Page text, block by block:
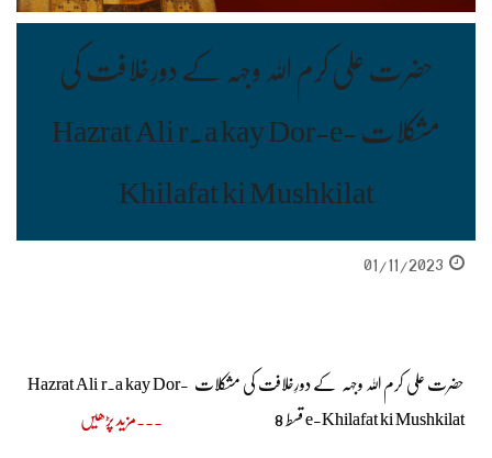
حضرت علی کرم اللہ وجہہ کے دورِخلافت کی
مشکلات Hazrat Ali r.a kay Dor-e-
Khilafat ki Mushkilat
01/11/2023
حضرت علی کرم اللہ وجہہ کے دورِخلافت کی مشکلات Hazrat Ali r.a kay Dor-
e-Khilafat ki Mushkilat قسط 8 مزید پڑھیں